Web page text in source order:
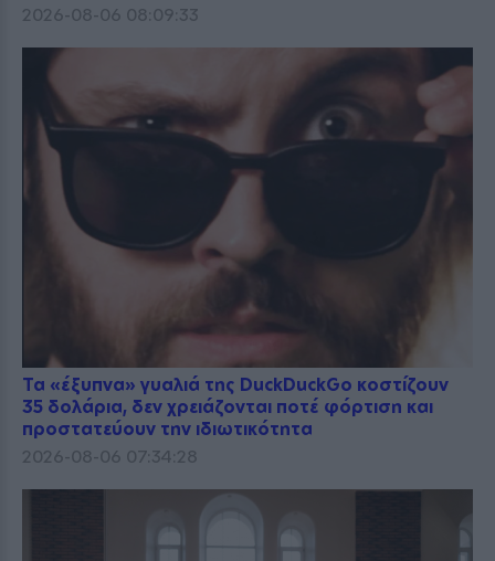
2026-08-06 08:09:33
Τα «έξυπνα» γυαλιά της DuckDuckGo κοστίζουν
35 δολάρια, δεν χρειάζονται ποτέ φόρτιση και
προστατεύουν την ιδιωτικότητα
2026-08-06 07:34:28